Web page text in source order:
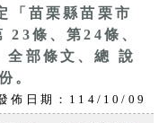
「苗栗縣苗栗市
23條、第24條、
全部條文、總 說
。
佈日期：114/10/09